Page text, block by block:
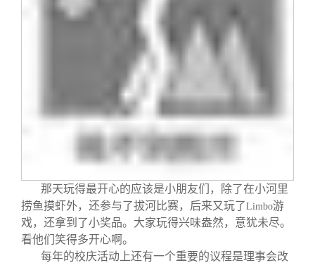
那天玩得最开心的应该是小朋友们，除了在小河里
捞鱼摸虾外，还参与了拔河比赛，后来又玩了Limbo游
戏，还拿到了小奖品。大家玩得兴味盎然，意犹未尽。
看他们笑得多开心啊。
每年的校庆活动上还有一个重要的议程是理事会改